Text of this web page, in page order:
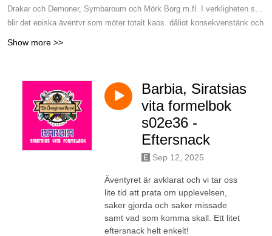
Drakar och Demoner, Symbaroum och Mörk Borg m.fl. I verkligheten så
blir det episka äventyr som möter totalt kaos, dåligt konsekvenstänk och
Show more >>
Barbia, Siratsias
vita formelbok
s02e36 -
Eftersnack
Sep 12, 2025
Äventyret är avklarat och vi tar oss
lite tid att prata om upplevelsen,
saker gjorda och saker missade
samt vad som komma skall. Ett litet
eftersnack helt enkelt!